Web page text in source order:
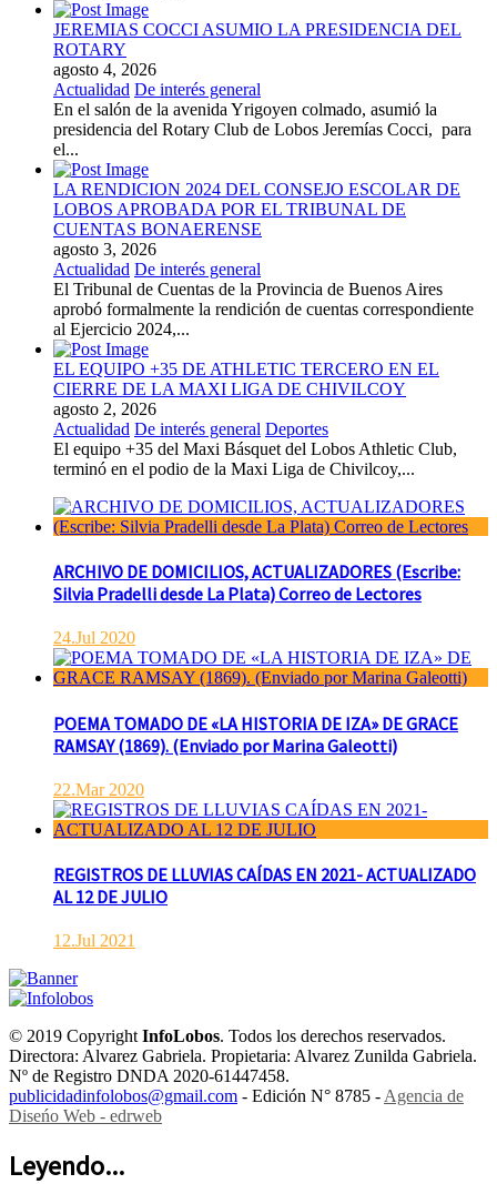
JEREMIAS COCCI ASUMIO LA PRESIDENCIA DEL
ROTARY
agosto 4, 2026
Actualidad De interés general
En el salón de la avenida Yrigoyen colmado, asumió la
presidencia del Rotary Club de Lobos Jeremías Cocci, para
el...
LA RENDICION 2024 DEL CONSEJO ESCOLAR DE
LOBOS APROBADA POR EL TRIBUNAL DE
CUENTAS BONAERENSE
agosto 3, 2026
Actualidad De interés general
El Tribunal de Cuentas de la Provincia de Buenos Aires
aprobó formalmente la rendición de cuentas correspondiente
al Ejercicio 2024,...
EL EQUIPO +35 DE ATHLETIC TERCERO EN EL
CIERRE DE LA MAXI LIGA DE CHIVILCOY
agosto 2, 2026
Actualidad De interés general Deportes
El equipo +35 del Maxi Básquet del Lobos Athletic Club,
terminó en el podio de la Maxi Liga de Chivilcoy,...
ARCHIVO DE DOMICILIOS, ACTUALIZADORES (Escribe:
Silvia Pradelli desde La Plata) Correo de Lectores
24.Jul 2020
POEMA TOMADO DE «LA HISTORIA DE IZA» DE GRACE
RAMSAY (1869). (Enviado por Marina Galeotti)
22.Mar 2020
REGISTROS DE LLUVIAS CAÍDAS EN 2021- ACTUALIZADO
AL 12 DE JULIO
12.Jul 2021
© 2019 CopyrightInfoLobos. Todos los derechos reservados.
Directora: Alvarez Gabriela. Propietaria: Alvarez Zunilda Gabriela.
Nº de Registro DNDA 2020-61447458.
publicidadinfolobos@gmail.com - Edición N° 8785 -Agencia de
Diseńo Web - edrweb
Leyendo...